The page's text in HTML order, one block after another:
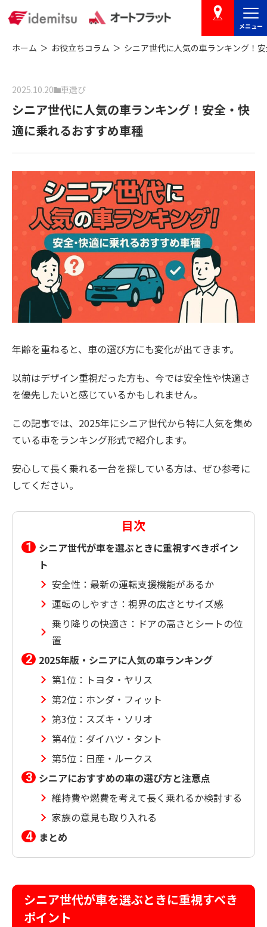
店舗を探す
メニュー
ホーム お役立ちコラム シニア世代に人気の車ランキング！
2025.10.20 車選び
シニア世代に人気の車ランキング！安全・快
適に乗れるおすすめ車種
年齢を重ねると、車の選び方にも変化が出てきます。
以前はデザイン重視だった方も、今では安全性や快適さ
を優先したいと感じているかもしれません。
この記事では、2025年にシニア世代から特に人気を集め
ている車をランキング形式で紹介します。
安心して長く乗れる一台を探している方は、ぜひ参考に
してください。
目次
シニア世代が車を選ぶときに重視すべきポイン
ト
安全性：最新の運転支援機能があるか
運転のしやすさ：視界の広さとサイズ感
乗り降りの快適さ：ドアの高さとシートの位
置
2025年版・シニアに人気の車ランキング
第1位：トヨタ・ヤリス
第2位：ホンダ・フィット
第3位：スズキ・ソリオ
第4位：ダイハツ・タント
第5位：日産・ルークス
シニアにおすすめの車の選び方と注意点
維持費や燃費を考えて長く乗れるか検討する
家族の意見も取り入れる
まとめ
シニア世代が車を選ぶときに重視すべき
ポイント